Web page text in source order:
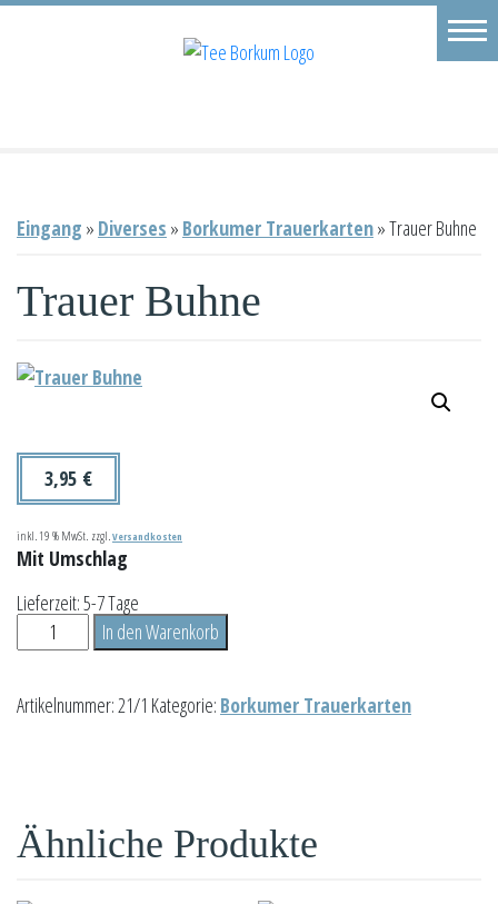
Eingang » Diverses » Borkumer Trauerkarten»Trauer Buhne
Trauer Buhne
3,95 €
inkl. 19 % MwSt. zzgl.Versandkosten
Mit Umschlag
Lieferzeit:5-7 Tage
Trauer
Buhne
In den Warenkorb
Artikelnummer:21/1 Kategorie: Borkumer Trauerkarten
Ähnliche Produkte
Warenkorb
Kontakt